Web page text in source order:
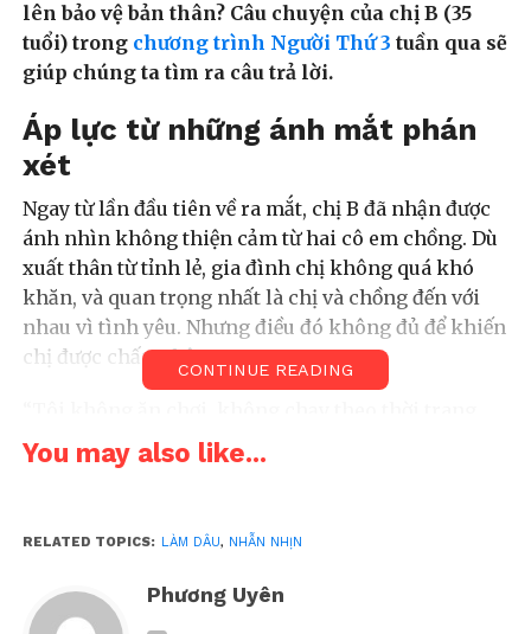
lên bảo vệ bản thân? Câu chuyện của chị B (35
tuổi) trong chương trình Người Thứ 3 tuần qua sẽ
giúp chúng ta tìm ra câu trả lời.
Áp lực từ những ánh mắt phán
xét
Ngay từ lần đầu tiên về ra mắt, chị B đã nhận được
ánh nhìn không thiện cảm từ hai cô em chồng. Dù
xuất thân từ tỉnh lẻ, gia đình chị không quá khó
khăn, và quan trọng nhất là chị và chồng đến với
nhau vì tình yêu. Nhưng điều đó không đủ để khiến
chị được chấp nhận.
chỉ đi làm rồi về nhà. Chỉ vậy thôi mà các em chồng
đã xem tôi quê mùa, không xứng đáng với gia đình
giúp mọi người hiểu và yêu thương nhau hơn,
Những tổn thương kéo dài
CONTINUE READING
You may also like...
RELATED TOPICS: LÀM DÂU, NHẪN NHỊN
Phương Uyên